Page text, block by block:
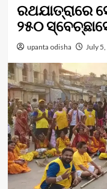
ରଥଯାତ୍ରାରେ
୨୫୦
upanta odisha July